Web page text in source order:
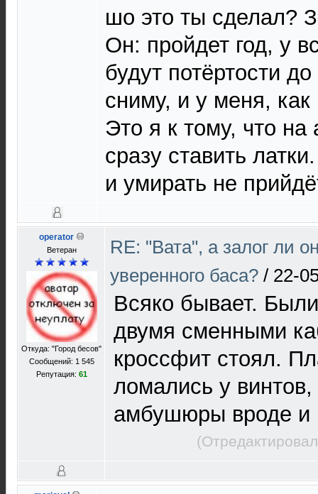
шо это ты сделал?
Он: пройдет год, у
будут потёртости
сниму, и у меня,
Это я к тому, что
сразу ставить
и умирать не
operator
Ветеран
Откуда: "Город бесов"
Сообщений: 1 545
Репутация: 61
RE: "Вата", а залог ли
уверенного баса? / 22-
Всяко бывает.
двумя сменными
кроссфит стоял.
ломались у
амбушюры вроде и